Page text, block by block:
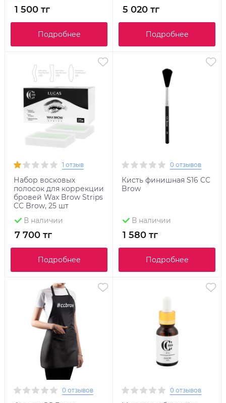
1 500 тг
Подробнее
5 020 тг
Подробнее
1 отзыв
Набор восковых
полосок для коррекции
бровей Wax Brow Strips
CC Brow, 25 шт
В наличии
7 700 тг
Подробнее
0 отзывов
Кисть финишная S16 CC
Brow
В наличии
1 580 тг
Подробнее
0 отзывов 0 отзывов